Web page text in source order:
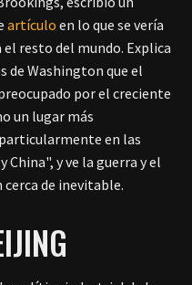
artículo en lo que se vería
resto del mundo. Explica
de Washington que el
por el creciente
un lugar más
en las
China", y ve la guerra y el
de inevitable.